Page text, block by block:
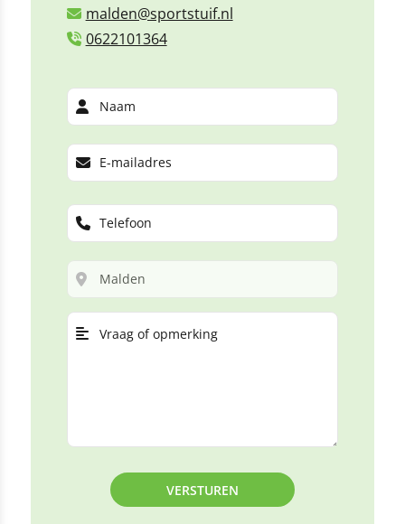
malden@sportstuif.nl
0622101364
VERSTUREN